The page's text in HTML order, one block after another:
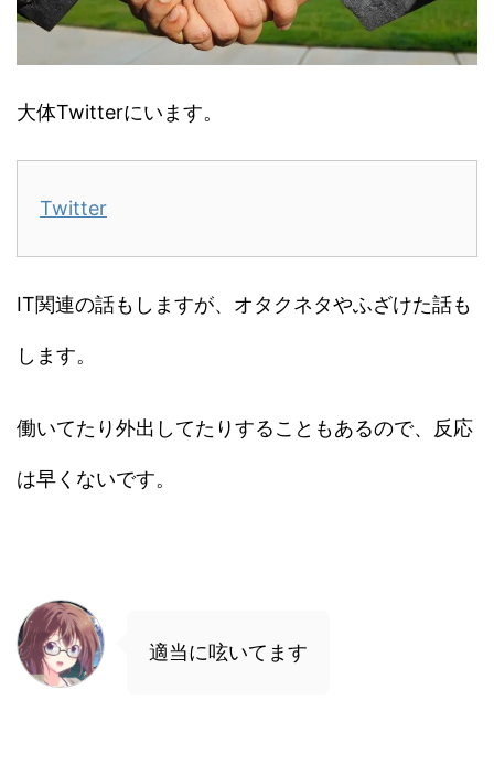
大体Twitterにいます。
Twitter
IT関連の話もしますが、オタクネタやふざけた話も
します。
働いてたり外出してたりすることもあるので、反応
は早くないです。
適当に呟いてます